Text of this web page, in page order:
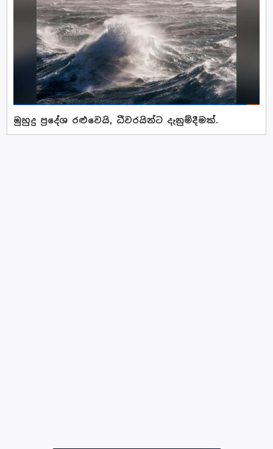
මුහුදු ප්‍රදේශ රළුවෙයි, ධීවරයින්ට දැනුම්දීමක්.